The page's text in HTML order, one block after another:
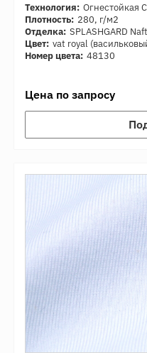
Технология: Огнестойкая
Плотность: 280, г/м2
Отделка: SPLASHGARD
Цвет: vat royal
Номер цвета: 48130
Цена по запросу